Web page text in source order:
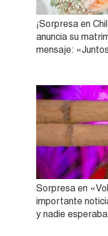
¡Sorpresa en
anuncia su
mensaje:
Sorpresa en
importante
y nadie esperaba